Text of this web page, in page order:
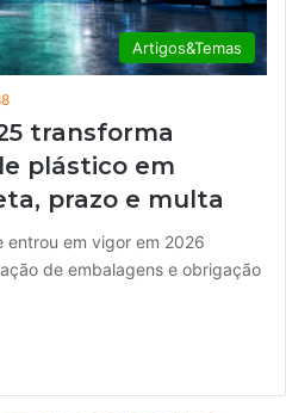
Artigos&Temas
transforma
plástico em
prazo e multa
entrou em vigor em 2026
de embalagens e obrigação